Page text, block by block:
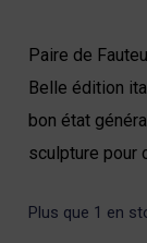
Paire de
Belle édition
bon état
sculpture pour
Plus que 1 en